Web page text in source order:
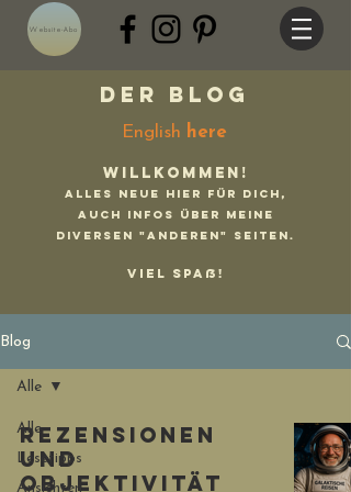
Website-Abo
Der Blog
English here
Willkommen!
Alles Neue hier für Dich,
auch Infos über meine
diversen "anderen" Seiten.
Viel Spaß!
Blog
Alle
Lesetipps
Ansichten
Alle
Rezensionen
und
Objektivität